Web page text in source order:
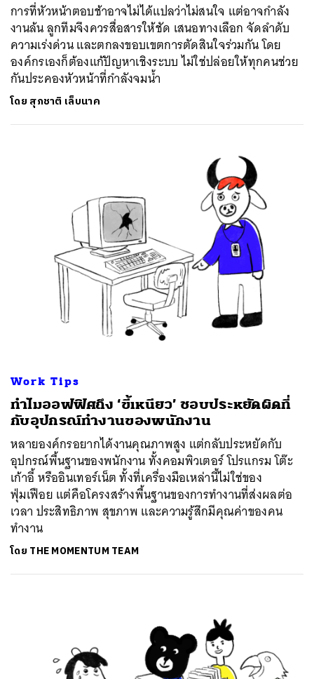
การที่หัวหน้าตอบช้าอาจไม่ได้แปลว่าไม่สนใจ แต่อาจกำลัง
งานล้น ลูกทีมจึงควรสื่อสารให้ชัด เสนอทางเลือก จัดลำดับ
ความเร่งด่วน และตกลงขอบเขตการตัดสินใจร่วมกัน โดย
องค์กรเองก็ต้องแก้ปัญหาเชิงระบบ ไม่ใช่ปล่อยให้ทุกคนช่วย
กันประคองหัวหน้าที่กำลังจมน้ำ
โดย สุภชาติ เล็บนาค
Work Tips
ทำไมออฟฟิศถึง ‘ขี้เหนียว’ ชอบประหยัดผิดที่
กับอุปกรณ์ทำงานของพนักงาน
หลายองค์กรอยากได้งานคุณภาพสูง แต่กลับประหยัดกับ
อุปกรณ์พื้นฐานของพนักงาน ทั้งคอมพิวเตอร์ โปรแกรม โต๊ะ
เก้าอี้ หรืออินเทอร์เน็ต ทั้งที่เครื่องมือเหล่านี้ไม่ใช่ของ
ฟุ่มเฟือย แต่คือโครงสร้างพื้นฐานของการทำงานที่ส่งผลต่อ
เวลา ประสิทธิภาพ สุขภาพ และความรู้สึกมีคุณค่าของคน
ทำงาน
โดย THE MOMENTUM TEAM